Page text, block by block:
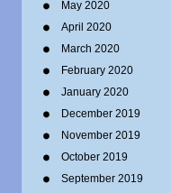
May 2020
April 2020
March 2020
February 2020
January 2020
December 2019
November 2019
October 2019
September 2019